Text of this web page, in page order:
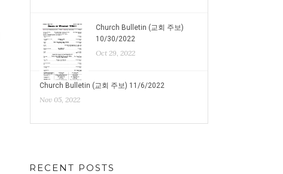
Church Bulletin (교회 주보)
10/30/2022
Oct 29, 2022
Church Bulletin (교회 주보) 11/6/2022
Nov 05, 2022
RECENT POSTS